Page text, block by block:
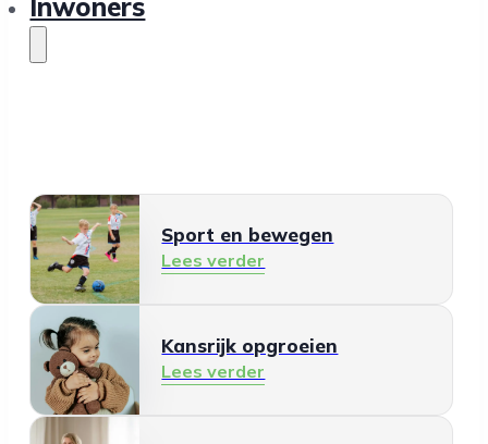
Sport en bewegen
Lees verder
Kansrijk opgroeien
Lees verder